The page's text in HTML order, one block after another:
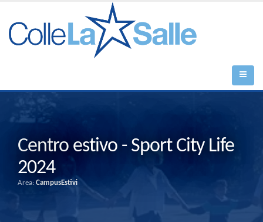
Centro estivo - Sport City Life
2024
Area: CampusEstivi